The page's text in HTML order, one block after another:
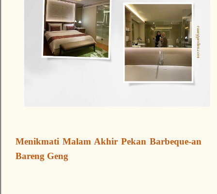
Menikmati Malam Akhir Pekan Barbeque-an
Bareng Geng